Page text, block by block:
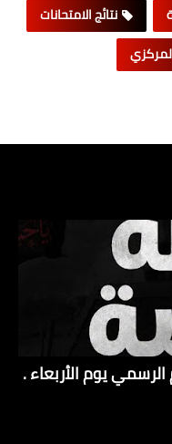
نتائج الامتحانات
يوم الأربعاء .